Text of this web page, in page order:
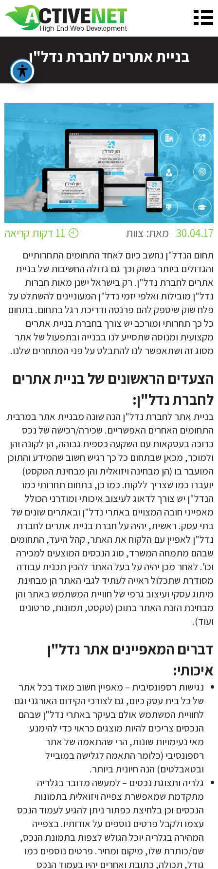
בניית אתרים לחברת נדל"ן
30.04.17 מאת: צוות 11 דקות קריאה
תחום הנדל"ן נחשב כיום לאחד התחומים התחרותיים
והגדולים ביותר בשוק וכך גם גדולה החשיבות של בניית
אתרים לחברת נדל"ן. רק בישראל ישנן מאות חברות
נדל"ן מובילות ואלפי יזמי נדל"ן המעוניינים להשתלט על
פלח שוק שיספק להם פרנסה ודריכת רגל בתחום. בתחום
כל כך תחרותי ומורכב יש צורך בחברת בניית אתרים
מקצועית ומנוסה שתסייע לנו בבנייה ובתפעול של אתר
מסוג זה ושתאפשר לנו להתבלט על פני המתחרים שלנו.
הצעדים הראשונים של בניית אתרים
לחברת נדל"ן:
בניית אתר לחברת נדל"ן הנה שונה מבניית אתר במרבית
התחומים האחרים האפשריים. שכירה/רכישה של נכס
כרוכה בעסקאות עם השקעה כספית גבוהה, הן לקונה והן
ולמוכר, מכאן שבתחום כל כך רגיש חשוב שהמידע והתוכן
המועבר בו (הן מבחינה ויזואלית והן מבחינת הטקסט)
יועברו כמו שצריך ללקוח. כמו כן, בתחום תחרותי כמו
הנדל"ן יש צורך לדאוג לעיצוב איכותי ומודרני הכולל
מאפייני חובה המצויים באתרי נדל"ן ובאתרים שונים של
בתי עסק. ראשית, יהיה על חברת בניית אתרים לחברת
נדל"ן לאפיין עם הלקוח את האתר, קהל היעד, התחומים
שבהם מתמחה המשרד, סוג הנכסים המוצעים למכירה
וכו'. לאחר מכן יהיה על בעל האתר להכין תכנית עבודה
מסודרת שתכלול ראייה לעתיד לגבי האתר הן מבחינת
מיתוג עסקי ועיצוב גרפי של חוויית המשתמש באתר והן
מבחינת הזנת האתר בתוכן (טקסט, תמונות, סרטונים
ועוד).
דברים המאפיינים אתר נדל"ן
איכותי:
נגישות רספונסיבית – מאפיין חשוב מאוד בכל אתר
של כל בית עסק כיום, גם לצורכי הקידום האורגני וגם
לחוויית המשתמש אולם בעיקר באתרי נדל"ן שבהם
הנכסים צריכים להיות מוצגים כראוי כדי להימנע
מאי נעימויות שונות, הרי שהתאמה שלאתר
רספונסיבי (כלומר התאמה לגלישה במובייל
ובטאבלטים) הנה חיונית ביותר.
גלריה ותצוגת נכסים – למעשה מדובר בגלריה
מתקדמת שמאפשרת צפייה ויזואלית בתמונות
הנכסים וכן בלחיצת כפתור ניתן להגיע לעמוד הנכס
עצמו ולקבל פרטים נוספים על אודותיו. בצפייה
המהירה בגלריה יוכל הגולש לצפות בתמונת הנכס,
שם/כותרת שלו, מיקום ומחיר. פרטים נוספים כמו
גודל, תכולה, כתובת ואחרים יהיו בעמוד הנכס
על מנת שנכין את ההצעה המתאימה ביותר
לפני שאנחנו יוצרים איתך קשר טלפוני בנוגע לבניית
האתר הבא שלך, נשמח לקבל ממך כמה פרטים נוספים
שיעזרו לנו להבין את הצרכים שלך!
קראתי ואני מאשר/ת את מדיניות הפרטיות
של האתר, ומסכים/ה
לשמירת המידע לצורך טיפול בפנייתי (חובה)